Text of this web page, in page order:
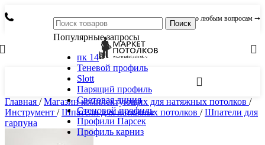
по любым вопросам ➞
Поиск
Популярные запросы
пк 14
Теневой профиль
Slott
Парящий профиль
Световая линия
Стеновой профиль
Профили Парсек
Профиль карниз
Главная / Магазин комплектующих для натяжных потолков /
Инструмент / Шпатели для натяжных потолков / Шпатели для
гарпуна